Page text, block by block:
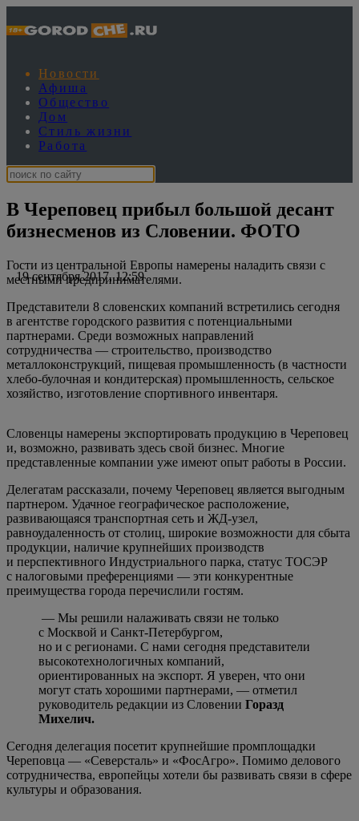
Новости
Афиша
Общество
Дом
Стиль жизни
Работа
В Череповец прибыл большой десант
бизнесменов из Словении. ФОТО
19 сентября 2017, 12:59
Гости из центральной Европы намерены наладить связи с
местными предпринимателями.
Представители 8 словенских компаний встретились сегодня
в агентстве городского развития с потенциальными
партнерами. Среди возможных направлений
сотрудничества — строительство, производство
металлоконструкций, пищевая промышленность (в частности
хлебо-булочная и кондитерская) промышленность, сельское
хозяйство, изготовление спортивного инвентаря.
Словенцы намерены экспортировать продукцию в Череповец
и, возможно, развивать здесь свой бизнес. Многие
представленные компании уже имеют опыт работы в России.
Делегатам рассказали, почему Череповец является выгодным
партнером. Удачное географическое расположение,
развивающаяся транспортная сеть и ЖД-узел,
равноудаленность от столиц, широкие возможности для сбыта
продукции, наличие крупнейших производств
и перспективного Индустриального парка, статус ТОСЭР
с налоговыми преференциями — эти конкурентные
преимущества города перечислили гостям.
— Мы решили налаживать связи не только
с Москвой и Санкт-Петербургом,
но и с регионами. С нами сегодня представители
высокотехнологичных компаний,
ориентированных на экспорт. Я уверен, что они
могут стать хорошими партнерами, — отметил
руководитель редакции из Словении Горазд
Михелич.
Сегодня делегация посетит крупнейшие промплощадки
Череповца — «Северсталь» и «ФосАгро». Помимо делового
сотрудничества, европейцы хотели бы развивать связи в сфере
культуры и образования.